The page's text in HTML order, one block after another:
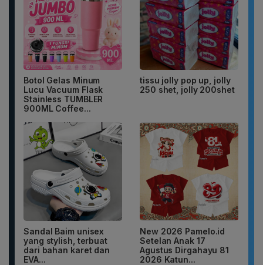
Botol Gelas Minum
Lucu Vacuum Flask
Stainless TUMBLER
900ML Coffee...
tissu jolly pop up, jolly
250 shet, jolly 200shet
Sandal Baim unisex
yang stylish, terbuat
dari bahan karet dan
EVA...
New 2026 Pamelo.id
Setelan Anak 17
Agustus Dirgahayu 81
2026 Katun...